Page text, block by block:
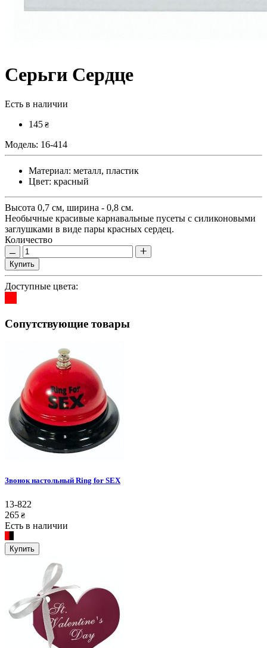
Серьги Сердце
Есть в наличии
145 ₴
Модель: 16-414
Материал: металл, пластик
Цвет: красный
Высота 0,7 см, ширина - 0,8 см.
Необычные красивые карнавальные пусеты с силиконовыми
заглушками в виде пары красных сердец.
Количество
Купить
Доступные цвета:
Сопутствующие товары
Звонок настольный Ring for SEX
13-822
265 ₴
Есть в наличии
Купить